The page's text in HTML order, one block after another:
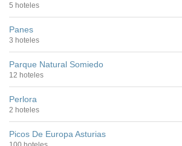
5 hoteles
Panes
3 hoteles
Parque Natural Somiedo
12 hoteles
Perlora
2 hoteles
Picos De Europa Asturias